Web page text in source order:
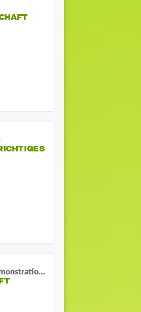
Auto-Anschlag auf Demonstration in München: